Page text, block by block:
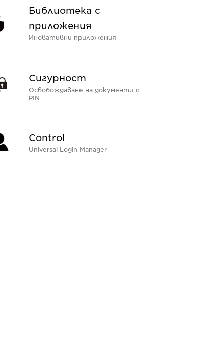
Библиотека с
приложения
Иновативни приложения
Сигурност
Освобождаване на документи с
PIN
Control
Universal Login Manager